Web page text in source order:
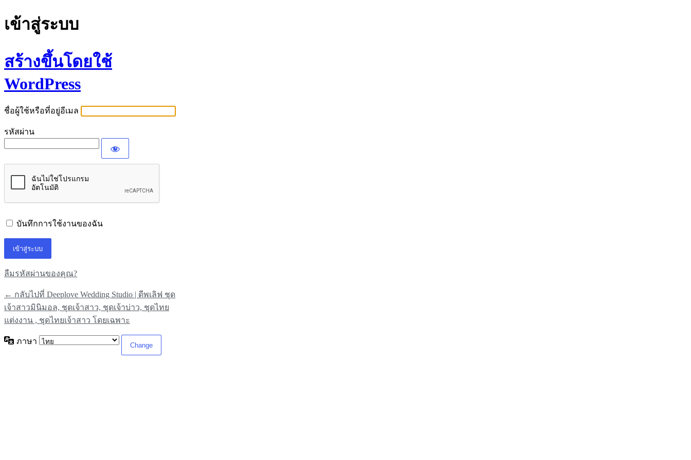
เข้าสู่ระบบ
สร้างขึ้นโดยใช้
WordPress
ชื่อผู้ใช้หรือที่อยู่อีเมล
รหัสผ่าน
บันทึกการใช้งานของฉัน
ลืมรหัสผ่านของคุณ?
← กลับไปที่ Deeplove Wedding Studio | ดีพเลิฟ ชุด
เจ้าสาวมินิมอล, ชุดเจ้าสาว, ชุดเจ้าบ่าว, ชุดไทย
แต่งงาน , ชุดไทยเจ้าสาว โดยเฉพาะ
ภาษา